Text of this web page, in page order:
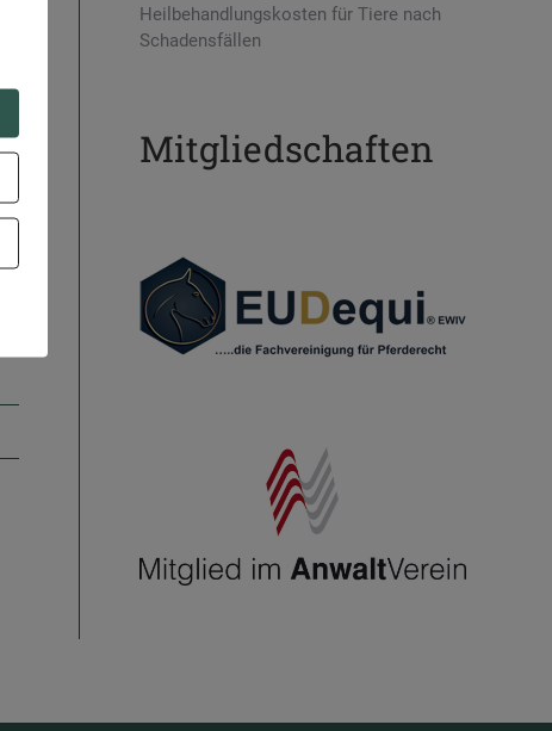
Heilbehandlungskosten für Tiere nach
Schadensfällen
Mitgliedschaften